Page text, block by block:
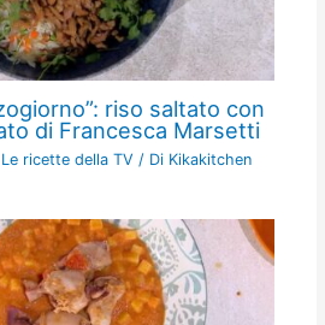
riso saltato con
di Francesca Marsetti
Le ricette della TV / Di Kikakitchen